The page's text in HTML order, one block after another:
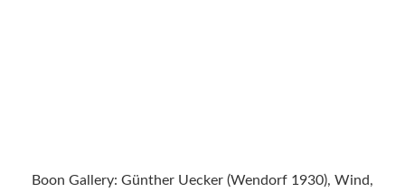
Boon Gallery: Günther Uecker (Wendorf 1930), Wind,